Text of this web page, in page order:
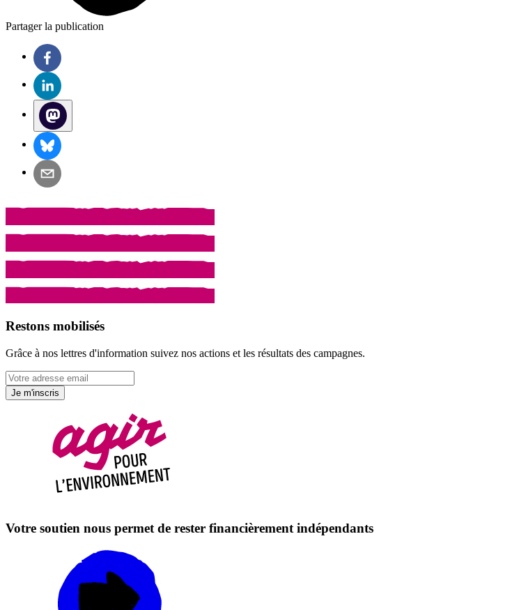
Partager la publication
Restons mobilisés
Grâce à nos lettres d'information suivez nos actions et les résultats des campagnes.
Je m'inscris
Votre soutien nous permet de rester financièrement indépendants